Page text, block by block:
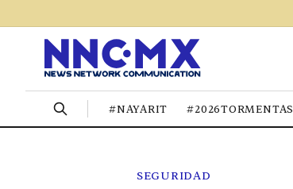
#NAYARIT #2026TORMENTAS
SEGURIDAD